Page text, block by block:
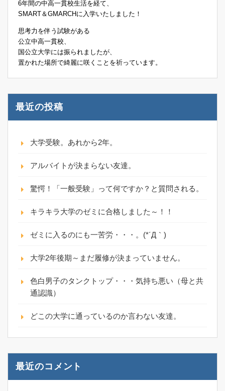
6年間の中高一貫校生活を経て、
SMART＆GMARCHに入学いたしました！
思考力を伴う試験がある
公立中高一貫校、
国公立大学には振られましたが、
置かれた場所で綺麗に咲くことを祈っています。
最近の投稿
大学受験。あれから2年。
アルバイトが決まらない友達。
驚愕！「一般受験」って何ですか？と質問される。
キラキラ大学のゼミに合格しました～！！
ゼミに入るのにも一苦労・・・。(*´Д｀)
大学2年後期～まだ履修が決まっていません。
色白男子のタンクトップ・・・気持ち悪い（母と共
通認識）
どこの大学に通っているのか言わない友達。
最近のコメント